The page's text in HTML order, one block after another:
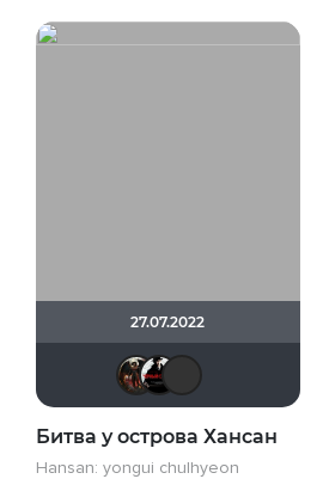
27.07.2022
Битва у острова Хансан
Hansan: yongui chulhyeon